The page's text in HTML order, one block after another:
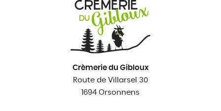
Crèmerie du Gibloux
Route de Villarsel 30
1694 Orsonnens